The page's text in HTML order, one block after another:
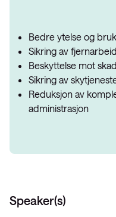
Bedre ytelse og
Sikring av
Beskyttelse mot
Sikring av
Reduksjon av
administrasjon
Speaker(s)